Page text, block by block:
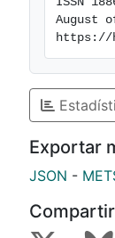
August
https://
Exportar
JSON -